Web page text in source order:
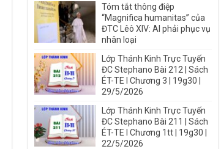
Tóm tắt thông điệp
“Magnifica humanitas” của
ĐTC Lêô XIV: AI phải phục vụ
nhân loại
Lớp Thánh Kinh Trực Tuyến
ĐC Stephano Bài 212 | Sách
ÉT-TE I Chương 3 | 19g30 |
29/5/2026
Lớp Thánh Kinh Trực Tuyến
ĐC Stephano Bài 211 | Sách
ÉT-TE I Chương 1tt | 19g30 |
22/5/2026